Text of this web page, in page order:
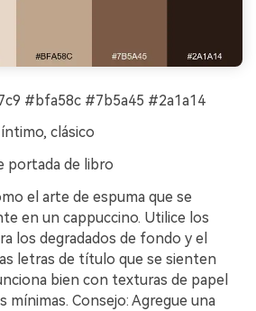
#bfa58c #7b5a45 #2a1a14
clásico
portada de libro
el arte de espuma que se
en un cappuccino. Utilice los
los degradados de fondo y el
letras de título que se sienten
bien con texturas de papel
mínimas. Consejo: Agregue una